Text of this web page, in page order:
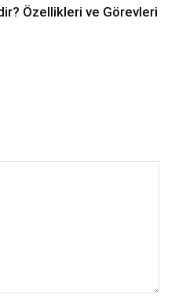
Özellikleri ve Görevleri